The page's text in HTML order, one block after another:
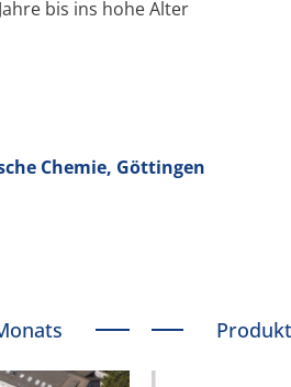
bis ins hohe Alter
Chemie, Göttingen